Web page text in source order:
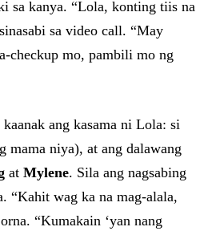
sa kanya. “Lola, konting tiis na
sa video call. “May
checkup mo, pambili mo ng
ang kasama ni Lola: si
mama niya), at ang dalawang
at Mylene. Sila ang nagsabing
“Kahit wag ka na mag-alala,
“Kumakain ‘yan nang